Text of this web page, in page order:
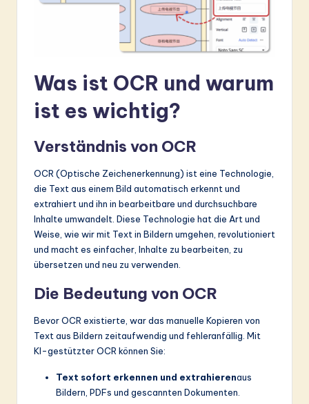
In
o
ti
o
Was ist OCR und warum
ist es wichtig?
Verständnis von OCR
OCR (Optische Zeichenerkennung) ist eine Technologie,
die Text aus einem Bild automatisch erkennt und
extrahiert und ihn in bearbeitbare und durchsuchbare
Inhalte umwandelt. Diese Technologie hat die Art und
Weise, wie wir mit Text in Bildern umgehen, revolutioniert
und macht es einfacher, Inhalte zu bearbeiten, zu
übersetzen und neu zu verwenden.
Die Bedeutung von OCR
Bevor OCR existierte, war das manuelle Kopieren von
Text aus Bildern zeitaufwendig und fehleranfällig. Mit
KI-gestützter OCR können Sie:
Text sofort erkennen und extrahierenaus
Bildern, PDFs und gescannten Dokumenten.